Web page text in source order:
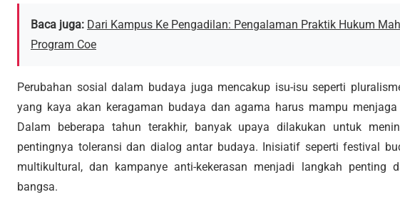
Baca juga: Dari Kampus Ke Pengadilan: Pengalaman Praktik Hukum
Program Coe
Perubahan sosial dalam budaya juga mencakup isu-isu seperti
yang kaya akan keragaman budaya dan agama harus mampu
Dalam beberapa tahun terakhir, banyak upaya dilakukan untuk
pentingnya toleransi dan dialog antar budaya. Inisiatif seperti festival
multikultural, dan kampanye anti-kekerasan menjadi langkah penting
bangsa.